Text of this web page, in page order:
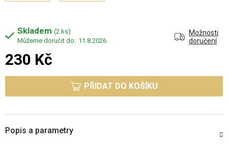
Skladem (2 ks)
11.8.2026
Možnosti
doručení
230 Kč
PŘIDAT DO KOŠÍKU
Popis a parametry